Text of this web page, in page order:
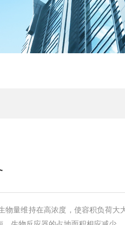
物量维持在高浓度，使容积负荷大